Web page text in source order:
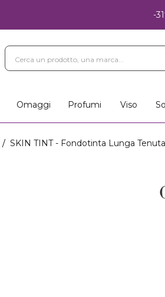
-
Omaggi Profumi Viso
SKIN TINT - Fondotinta Lunga Tenuta